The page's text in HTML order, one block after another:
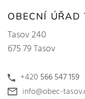
OBECNÍ ÚŘAD
Tasov 240
675 79 Tasov
+420 566 547 159
info@obec-